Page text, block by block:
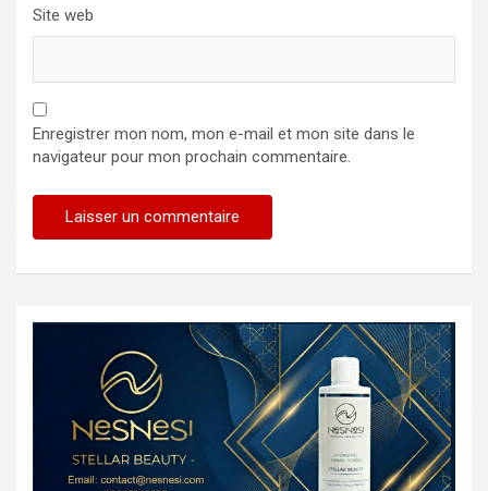
Site web
Enregistrer mon nom, mon e-mail et mon site dans le
navigateur pour mon prochain commentaire.